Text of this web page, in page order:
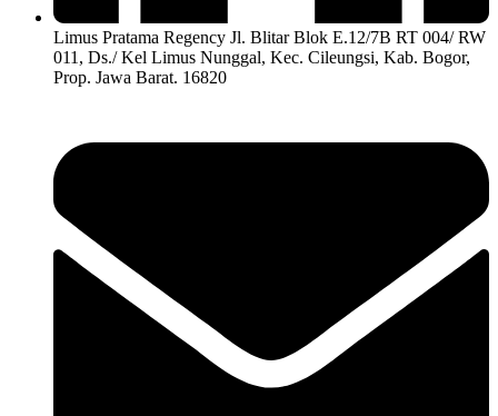
Limus Pratama Regency Jl. Blitar Blok E.12/7B RT 004/ RW
011, Ds./ Kel Limus Nunggal, Kec. Cileungsi, Kab. Bogor,
Prop. Jawa Barat. 16820